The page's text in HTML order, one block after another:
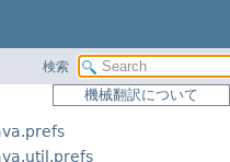
サマリー:
ネスト済
検索
機械翻訳について